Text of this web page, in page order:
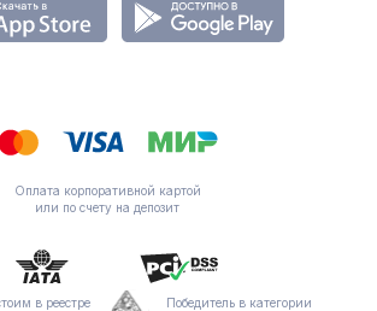
Оплата корпоративной картой
или по счету на депозит
в реестре Победитель в категории